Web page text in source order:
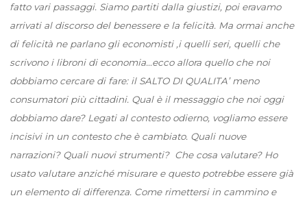
fatto vari passaggi. Siamo partiti dalla giustizi, poi eravamo
arrivati al discorso del benessere e la felicità. Ma ormai anche
di felicità ne parlano gli economisti ,i quelli seri, quelli che
scrivono i libroni di economia…ecco allora quello che noi
dobbiamo cercare di fare: il SALTO DI QUALITA’ meno
consumatori più cittadini. Qual è il messaggio che noi oggi
dobbiamo dare? Legati al contesto odierno, vogliamo essere
incisivi in un contesto che è cambiato. Quali nuove
narrazioni? Quali nuovi strumenti? Che cosa valutare? Ho
usato valutare anziché misurare e questo potrebbe essere già
un elemento di differenza. Come rimettersi in cammino e